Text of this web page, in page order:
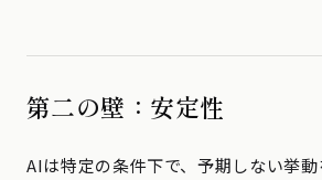
第二の壁：安定性
AIは特定の条件下で、予期しない挙